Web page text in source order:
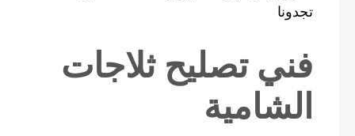
تجدونا
فني تصليح ثلاجات
الشامية